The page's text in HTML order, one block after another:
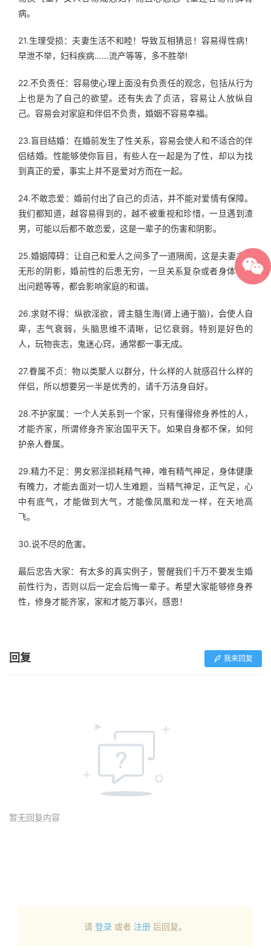
病。
21.生理受损：夫妻生活不和睦！导致互相猜忌！容易得性病！
早泄不举，妇科疾病……流产等等，多不胜举!
22.不负责任：容易使心理上面没有负责任的观念，包括从行为
上也是为了自己的欲望。还有失去了贞洁，容易让人放纵自
己。容易会对家庭和伴侣不负责，婚姻不容易幸福。
23.盲目结婚：在婚前发生了性关系，容易会使人和不适合的伴
侣结婚。性能够使你盲目，有些人在一起是为了性，却以为找
到真正的爱，事实上并不是爱对方而在一起。
24.不敢恋爱：婚前付出了自己的贞洁，并不能对爱情有保障。
我们都知道，越容易得到的，越不被重视和珍惜，一旦遇到渣
男，可能以后都不敢恋爱，这是一辈子的伤害和阴影。
25.婚姻障碍：让自己和爱人之间多了一道隔阂，这是夫妻之间
无形的阴影，婚前性的后患无穷，一旦关系复杂或者身体健康
出问题等等，都会影响家庭的和谐。
26.求财不得：纵欲淫欲，肾主髓生海(肾上通于脑)，会使人自
卑，志气衰弱，头脑思维不清晰，记忆衰弱。特别是好色的
人，玩物丧志，鬼迷心窍，通常都一事无成。
27.眷属不贞：物以类聚人以群分，什么样的人就感召什么样的
伴侣，所以想要另一半是优秀的，请千万洁身自好。
28.不护家属：一个人关系到一个家，只有懂得修身养性的人，
才能齐家，所谓修身齐家治国平天下。如果自身都不保，如何
护亲人眷属。
29.精力不足：男女邪淫损耗精气神，唯有精气神足，身体健康
有魄力，才能去面对一切人生难题，当精气神足，正气足，心
中有底气，才能做到大气，才能像凤凰和龙一样，在天地高
飞。
30.说不尽的危害。
最后忠告大家：有太多的真实例子，警醒我们千万不要发生婚
前性行为，否则以后一定会后悔一辈子。希望大家能够修身养
性，修身才能齐家，家和才能万事兴，感恩！
回复 我来回复
暂无回复内容
请 登录 或者 注册 后回复。